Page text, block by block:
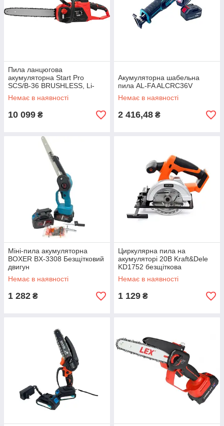
Пила ланцюгова
акумуляторна Start Pro
SCS/B-36 BRUSHLESS, Li-
on, 12000 об/хв, 40,6 см
Немає в наявності
10 099 ₴
Акумуляторна шабельна
пила AL-FA ALCRC36V
Немає в наявності
2 416,48 ₴
Міні-пила акумуляторна
BOXER BX-3308 Безщітковий
двигун
Немає в наявності
1 282 ₴
Циркулярна пила на
акумуляторі 20В Kraft&Dele
KD1752 безщіткова
акумуляторна електрична
циркулярка
Немає в наявності
1 129 ₴